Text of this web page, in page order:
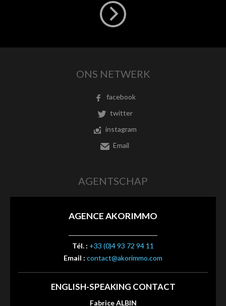
ONS NETWERK
facebook
twitter
instagram
Email
AGENTSCHAP
AGENCE AKORIMMO
Tél. : +33 (0)4 93 72 94 11
Email : contact@akorimmo.com
ENGLISH-SPEAKING CONTACT
Fabrice ALBIN